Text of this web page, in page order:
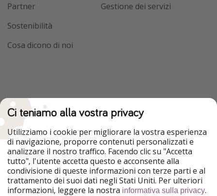
Partner
Sostenibilità
Cosa dicono di noi
Gestione dei servizi
Ci teniamo alla vostra privacy
Utilizziamo i cookie per migliorare la vostra esperienza
di navigazione, proporre contenuti personalizzati e
analizzare il nostro traffico. Facendo clic su "Accetta
tutto", l'utente accetta questo e acconsente alla
condivisione di queste informazioni con terze parti e al
trattamento dei suoi dati negli Stati Uniti. Per ulteriori
informazioni, leggere la nostra informativa sulla privacy.